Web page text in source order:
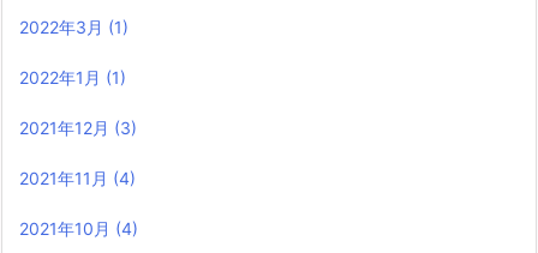
2022年3月 (1)
2022年1月 (1)
2021年12月 (3)
2021年11月 (4)
2021年10月 (4)